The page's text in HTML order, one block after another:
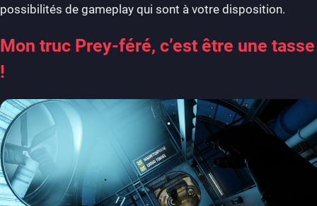
possibilités de gameplay qui sont à votre disposition.
Mon truc Prey-féré, c’est être une tasse
!